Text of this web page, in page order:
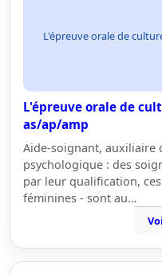
L'épreuve orale de
L'épreuve orale de
as/ap/amp
Aide-soignant, auxiliaire
psychologique : des
par leur qualification,
féminines - sont au…